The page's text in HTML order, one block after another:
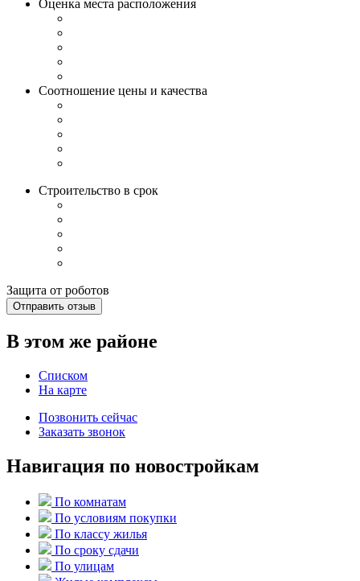
Оценка места расположения
Соотношение цены и качества
Строительство в срок
Защита от роботов
Отправить отзыв
В этом же районе
Списком
На карте
Позвонить сейчас
Заказать звонок
Навигация по новостройкам
По комнатам
По условиям покупки
По классу жилья
По сроку сдачи
По улицам